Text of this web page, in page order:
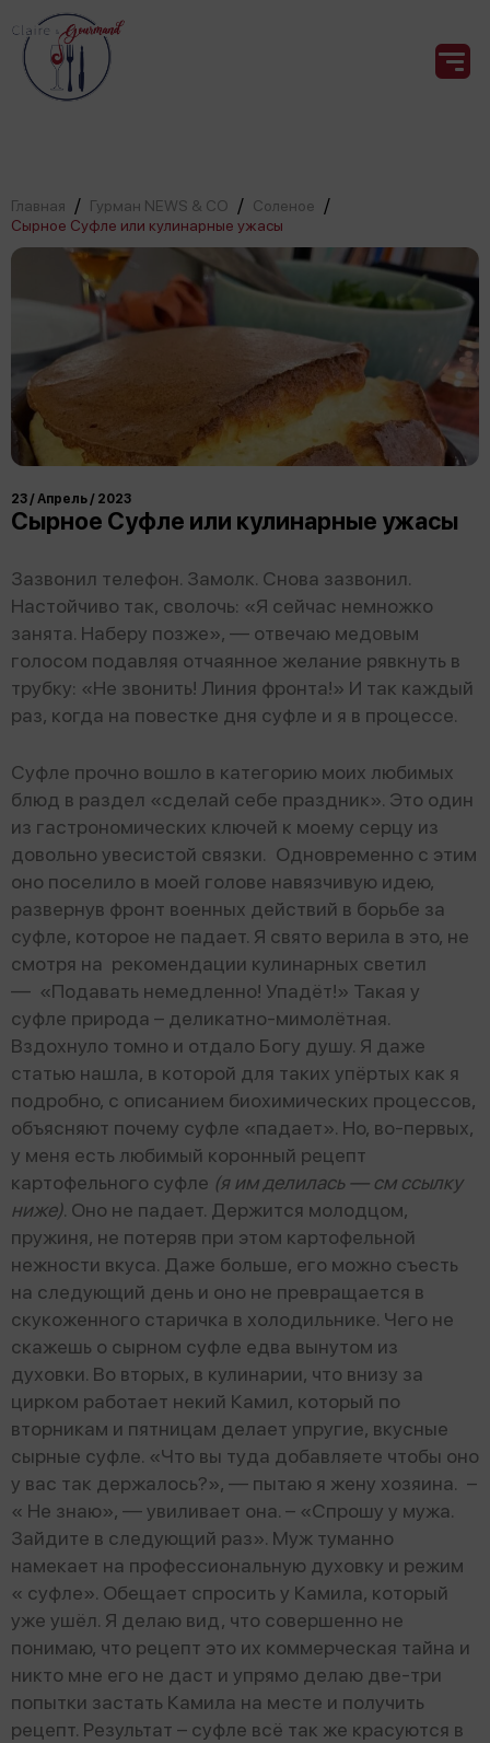
Главная / Гурман NEWS & CO / Соленое /
Сырное Суфле или кулинарные ужасы
Сырное Суфле или кулинарные ужасы
23 / Апрель / 2023
Зазвонил телефон. Замолк. Снова зазвонил.
Настойчиво так, сволочь: «Я сейчас немножко
занята. Наберу позже», — отвечаю медовым
голосом подавляя отчаянное желание рявкнуть в
трубку: «Не звонить! Линия фронта!» И так каждый
раз, когда на повестке дня суфле и я в процессе.
Суфле прочно вошло в категорию моих любимых
блюд в раздел «сделай себе праздник». Это один
из гастрономических ключей к моему серцу из
довольно увесистой связки. Одновременно с этим
оно поселило в моей голове навязчивую идею,
развернув фронт военных действий в борьбе за
суфле, которое не падает. Я свято верила в это, не
смотря на рекомендации кулинарных светил
— «Подавать немедленно! Упадёт!» Такая у
суфле природа – деликатно-мимолётная.
Вздохнуло томно и отдало Богу душу. Я даже
статью нашла, в которой для таких упёртых как я
подробно, с описанием биохимических процессов,
объясняют почему суфле «падает». Но, во-первых,
у меня есть любимый коронный рецепт
картофельного суфле (я им делилась — cм ссылку
ниже). Оно не падает. Держится молодцом,
пружиня, не потеряв при этом картофельной
нежности вкуса. Даже больше, его можно съесть
на следующий день и оно не превращается в
скукоженного старичка в холодильнике. Чего не
скажешь о сырном суфле едва вынутом из
духовки. Во вторых, в кулинарии, что внизу за
цирком работает некий Камил, который по
вторникам и пятницам делает упругие, вкусные
сырные суфле. «Что вы туда добавляете чтобы оно
у вас так держалось?», — пытаю я жену хозяина. –
« Не знаю», — увиливает она. – «Спрошу у мужа.
Зайдите в следующий раз». Муж туманно
намекает на профессиональную духовку и режим
« суфле». Обещает спросить у Камила, который
уже ушёл. Я делаю вид, что совершенно не
понимаю, что рецепт это их коммерческая тайна и
никто мне его не даст и упрямо делаю две-три
попытки застать Камила на месте и получить
рецепт. Результат – суфле всё так же красуются в